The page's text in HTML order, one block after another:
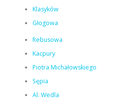
Klasyków
Głogowa
Rebusowa
Kacpury
Piotra Michałowskiego
Sępia
Al. Wedla